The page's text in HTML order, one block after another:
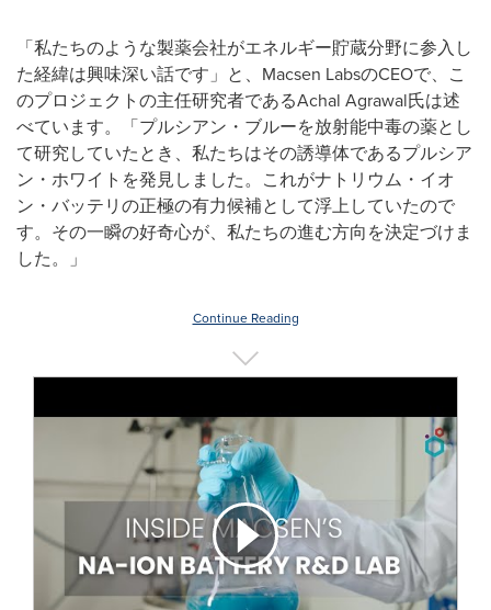
「私たちのような製薬会社がエネルギー貯蔵分野に参入し
た経緯は興味深い話です」と、Macsen LabsのCEOで、こ
のプロジェクトの主任研究者であるAchal Agrawal氏は述
べています。「プルシアン・ブルーを放射能中毒の薬とし
て研究していたとき、私たちはその誘導体であるプルシア
ン・ホワイトを発見しました。これがナトリウム・イオ
ン・バッテリの正極の有力候補として浮上していたので
す。その一瞬の好奇心が、私たちの進む方向を決定づけま
した。」
Continue Reading